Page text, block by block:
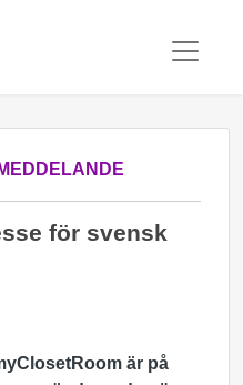
för svensk
är på